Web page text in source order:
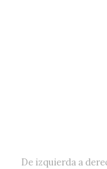
De izquierda a